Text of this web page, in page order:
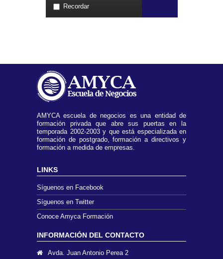
Recordar
AMYCA escuela de negocios es una entidad de
formación privada que abre sus puertas en la
temporada 2002-2003 y que está especializada en
formación de postgrado, formación a directivos y
formación a medida de empresas.
LINKS
Síguenos en Facebook
Síguenos en Twitter
Conoce Amyca Formación
INFORMACIÓN DEL CONTACTO
Avda. Juan Antonio Perea 2